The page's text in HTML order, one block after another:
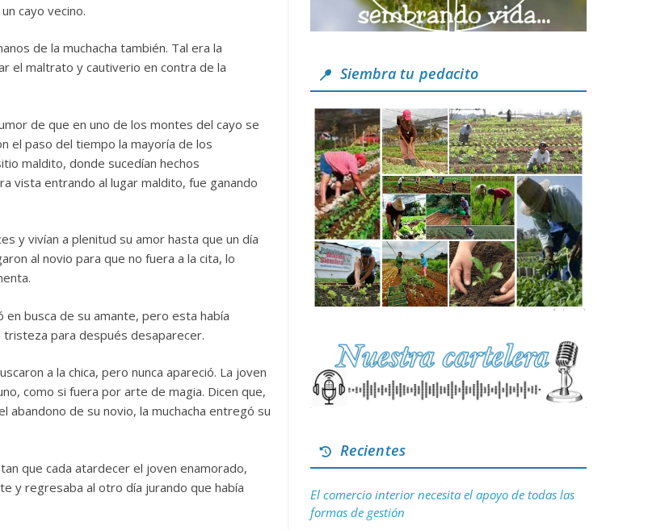
cayo vecino.
de la muchacha también. Tal era la
el maltrato y cautiverio en contra de la
de que en uno de los montes del cayo se
el paso del tiempo la mayoría de los
maldito, donde sucedían hechos
vista entrando al lugar maldito, fue ganando
y vivían a plenitud su amor hasta que un día
al novio para que no fuera a la cita, lo
busca de su amante, pero esta había
tristeza para después desaparecer.
a la chica, pero nunca apareció. La joven
como si fuera por arte de magia. Dicen que,
abandono de su novio, la muchacha entregó su
que cada atardecer el joven enamorado,
y regresaba al otro día jurando que había
Siembra tu pedacito
Recientes
El comercio interior necesita el apoyo de todas las
formas de gestión